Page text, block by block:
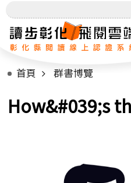
首頁 群書博覽
How&#039;s